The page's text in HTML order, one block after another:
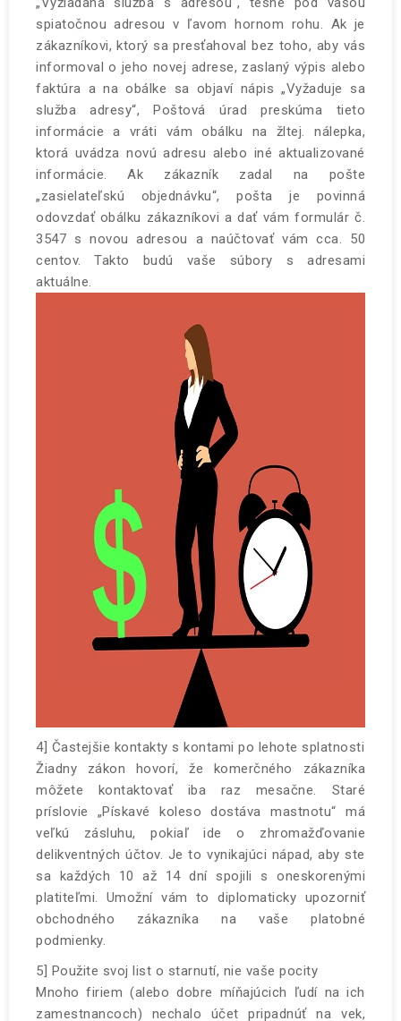
spiatočnou adresou v ľavom hornom rohu. Ak je
zákazníkovi, ktorý sa presťahoval bez toho, aby vás
informoval o jeho novej adrese, zaslaný výpis alebo
faktúra a na obálke sa objaví nápis „Vyžaduje sa
služba adresy“, Poštová úrad preskúma tieto
informácie a vráti vám obálku na žltej. nálepka,
ktorá uvádza novú adresu alebo iné aktualizované
informácie. Ak zákazník zadal na pošte
„zasielateľskú objednávku“, pošta je povinná
odovzdať obálku zákazníkovi a dať vám formulár č.
3547 s novou adresou a naúčtovať vám cca. 50
centov. Takto budú vaše súbory s adresami
aktuálne.
4] Častejšie kontakty s kontami po lehote splatnosti
Žiadny zákon hovorí, že komerčného zákazníka
môžete kontaktovať iba raz mesačne. Staré
príslovie „Pískavé koleso dostáva mastnotu“ má
veľkú zásluhu, pokiaľ ide o zhromažďovanie
delikventných účtov. Je to vynikajúci nápad, aby ste
sa každých 10 až 14 dní spojili s oneskorenými
platiteľmi. Umožní vám to diplomaticky upozorniť
obchodného zákazníka na vaše platobné
podmienky.
5] Použite svoj list o starnutí, nie vaše pocity
Mnoho firiem (alebo dobre míňajúcich ľudí na ich
zamestnancoch) nechalo účet pripadnúť na vek,